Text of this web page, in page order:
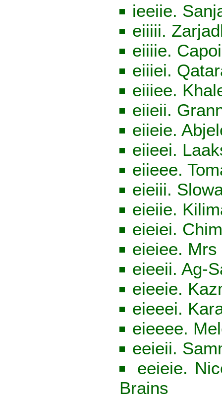
ieeiie.
eiiiii.
eiiiie.
eiiiei.
eiiiee.
eiieii.
eiieie.
eiieei.
eiieee.
eieiii.
eieiie.
eieiei.
eieiee. Mrs
eieeii. Ag-
eieeie.
eieeei.
eieeee.
eeieii.
eeieie.
Brains